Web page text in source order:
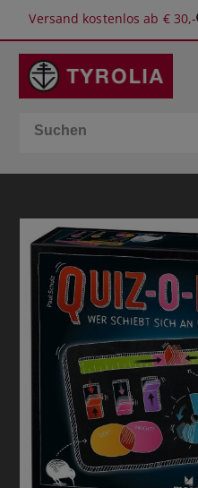
Versand kostenlos ab € 30,-
BÜCHER
SPIELE
KALENDER
GESCHENKIDEEN
SCHULE & BÜRO
BUCHTIPPS